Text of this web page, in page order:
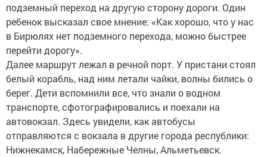
подземный переход на другую сторону дороги. Один
ребенок высказал свое мнение: «Как хорошо, что у нас
в Бирюлях нет подземного перехода, можно быстрее
перейти дорогу».
Далее маршрут лежал в речной порт. У пристани стоял
белый корабль, над ним летали чайки, волны бились о
берег. Дети вспомнили все, что знали о водном
транспорте, сфотографировались и поехали на
автовокзал. Здесь увидели, как автобусы
отправляются с вокзала в другие города республики:
Нижнекамск, Набережные Челны, Альметьевск.